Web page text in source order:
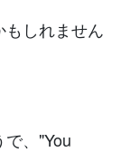
しれません
、"You